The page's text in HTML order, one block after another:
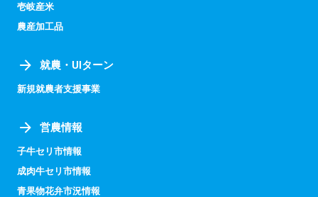
壱岐産米
農産加工品
就農・UIターン
新規就農者支援事業
営農情報
子牛セリ市情報
成肉牛セリ市情報
青果物花弁市況情報